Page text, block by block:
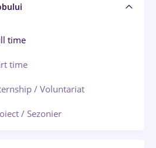
Mare
(Bistrița-Năsăud)
pair / Babysitter / Curățenie
/ Consultanță
/ Echipamente
time
time
/ Voluntariat
/ Sezonier